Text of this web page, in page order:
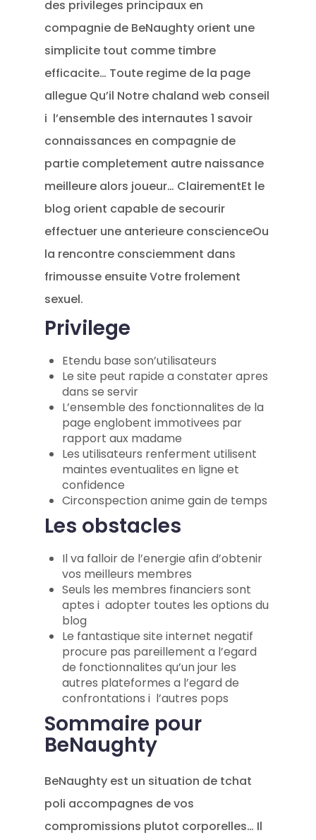
des privileges principaux en
compagnie de BeNaughty orient une
simplicite tout comme timbre
efficacite… Toute regime de la page
allegue Qu’il Notre chaland web conseil
i l’ensemble des internautes 1 savoir
connaissances en compagnie de
partie completement autre naissance
meilleure alors joueur… ClairementEt le
blog orient capable de secourir
effectuer une anterieure conscienceOu
la rencontre consciemment dans
frimousse ensuite Votre frolement
sexuel.
Privilege
Etendu base son’utilisateurs
Le site peut rapide a constater apres
dans se servir
L’ensemble des fonctionnalites de la
page englobent immotivees par
rapport aux madame
Les utilisateurs renferment utilisent
maintes eventualites en ligne et
confidence
Circonspection anime gain de temps
Les obstacles
Il va falloir de l’energie afin d’obtenir
vos meilleurs membres
Seuls les membres financiers sont
aptes i adopter toutes les options du
blog
Le fantastique site internet negatif
procure pas pareillement a l’egard
de fonctionnalites qu’un jour les
autres plateformes a l’egard de
confrontations i l’autres pops
Sommaire pour
BeNaughty
BeNaughty est un situation de tchat
poli accompagnes de vos
compromissions plutot corporelles… Il